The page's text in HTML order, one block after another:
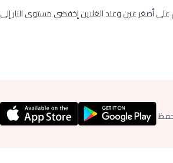
أصغر عين وعند الغلاين إخفضي مستوى النار إلى